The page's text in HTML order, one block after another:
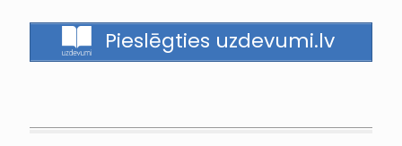
Pieslēgties uzdevumi.lv